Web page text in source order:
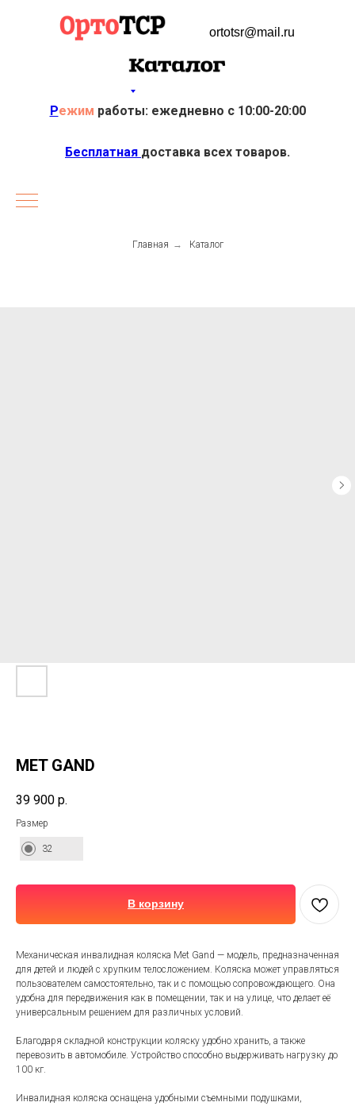
ortotsr@mail.ru
Режим работы: ежедневно с 10:00-20:00
Бесплатная доставка всех товаров.
Главная → Каталог
MET GAND
39 900 р.
Размер
32
В корзину
Механическая инвалидная коляска Met Gand — модель, предназначенная
для детей и людей с хрупким телосложением. Коляска может управляться
пользователем самостоятельно, так и с помощью сопровождающего. Она
удобна для передвижения как в помещении, так и на улице, что делает её
универсальным решением для различных условий.
Благодаря складной конструкции коляску удобно хранить, а также
перевозить в автомобиле. Устройство способно выдерживать нагрузку до
100 кг.
Инвалидная коляска оснащена удобными съемными подушками,